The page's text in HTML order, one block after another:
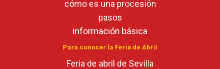
cómo es una procesión
pasos
información básica
Para conocer la Feria de Abril
Feria de abril de Sevilla